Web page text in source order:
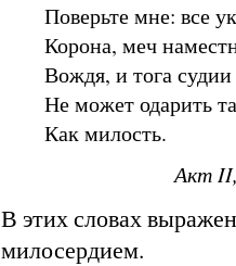
Поверьте мне: все
Корона, меч
Вождя, и тога
Не может одарить
Как милость.
Акт
В этих словах
милосердием.